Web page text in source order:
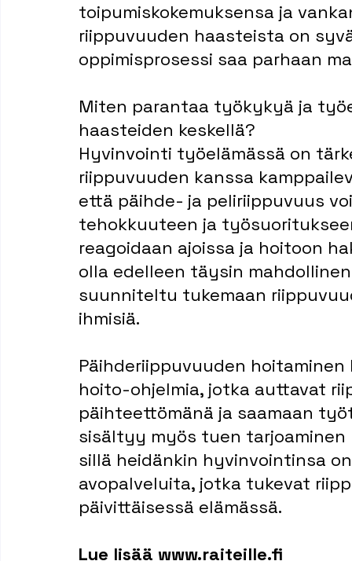
toipumiskokemuksensa ja
riippuvuuden haasteista on
oppimisprosessi saa parhaan
Miten parantaa työkykyä ja
haasteiden keskellä?
Hyvinvointi työelämässä on
riippuvuuden kanssa
että päihde- ja peliriippuvuus
tehokkuuteen ja
reagoidaan ajoissa ja hoitoon
olla edelleen täysin
suunniteltu tukemaan
ihmisiä.
Päihderiippuvuuden
hoito-ohjelmia, jotka auttavat
päihteettömänä ja saamaan
sisältyy myös tuen
sillä heidänkin hyvinvointinsa
avopalveluita, jotka tukevat
päivittäisessä elämässä.
Lue lisää www.raiteille.fi